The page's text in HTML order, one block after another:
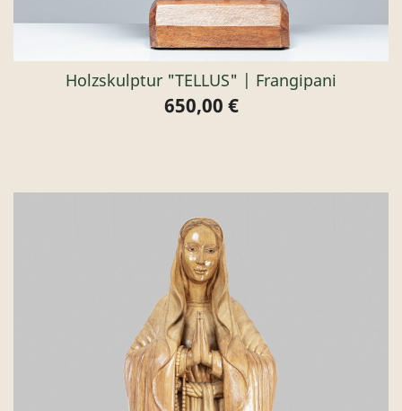
Holzskulptur "TELLUS" | Frangipani
Preis
650,00 €